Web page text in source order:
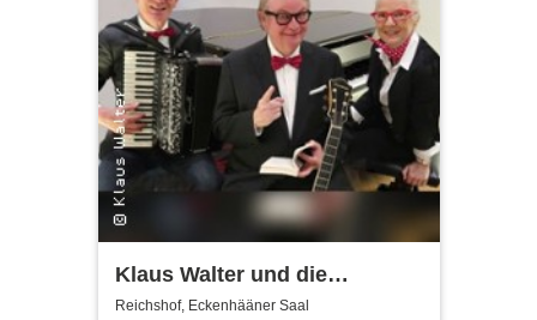
Klaus Walter und die
Melodies: Vorwiegend heiter -
Reichshof, Eckenhääner Saal